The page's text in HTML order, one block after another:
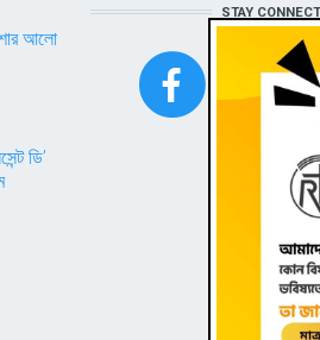
আলো
ডি’
STAY